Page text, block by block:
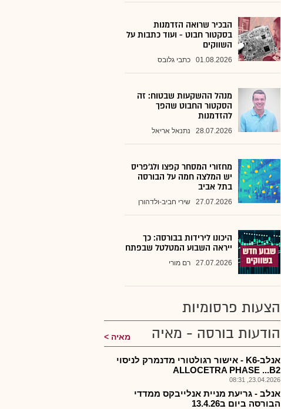
הבכיר שרואה הזדמנות
בסקטור חבוט - ועוד כתבות על
השווקים
01.08.2026 כתבי גלובס
מנהל ההשקעות שבטוח: זה
הסקטור החבוט שהפך
להזדמנות
28.07.2026 נתנאל אריאל
מחזורי המסחר קפצו ולג'פריס
יש המלצה חמה על הבורסה
בתל אביב
27.07.2026 שירי חביב-ולדהורן
היכונו לירידות בבורסה: כך
ייראה השבוע המטלטל שבפתח
27.07.2026 רם מורי
הצעות פרסומיות
הודעות בורסה - מאיה
מאיה
אנלב-K6 - אישור רגולטורי מדנמרק לניסוי
ALLOCETRA PHASE ...B2
23.04.2026, 08:31
אנלב - גריעת מניית אנלייבקס ממדדי
הבורסה ביום ב13.4.26